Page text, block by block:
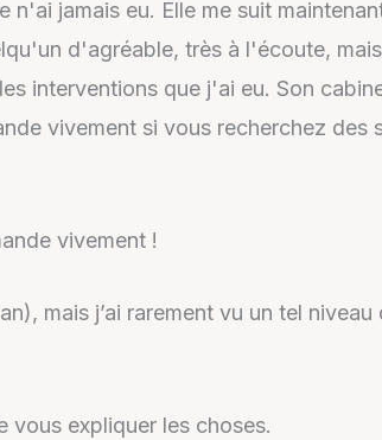
jamais eu. Elle me suit
d'agréable, très à l'écoute,
interventions que j'ai eu. Son
vivement si vous recherchez des
vivement !
mais j’ai rarement vu un tel
expliquer les choses.